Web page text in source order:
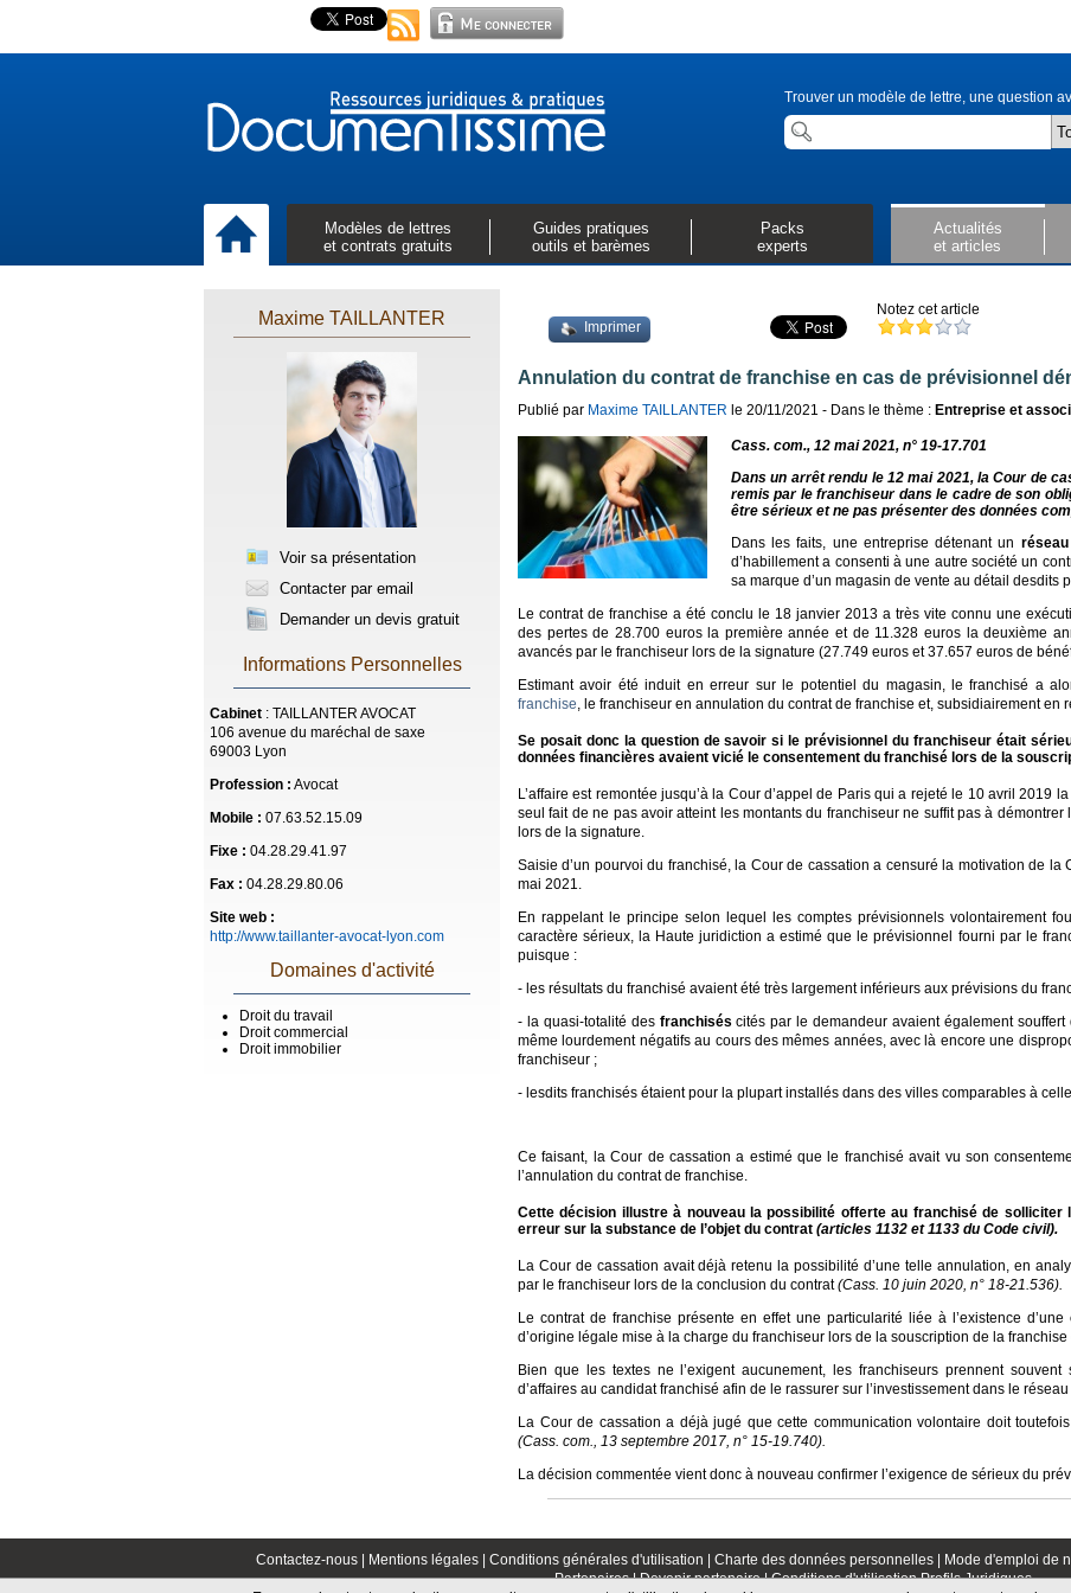
Trouver un modèle de lettre, une question
Modèles de lettres
et contrats gratuits
Guides pratiques
outils et barèmes
Packs
experts
Actualités
et articles
Maxime TAILLANTER
Voir sa présentation
Contacter par email
Demander un devis gratuit
Informations Personnelles
Cabinet : TAILLANTER AVOCAT
106 avenue du maréchal de saxe
69003 Lyon
Profession : Avocat
Mobile : 07.63.52.15.09
Fixe : 04.28.29.41.97
Fax : 04.28.29.80.06
Site web :
http://www.taillanter-avocat-lyon.com
Domaines d'activité
Droit du travail
Droit commercial
Droit immobilier
Imprimer
Notez cet article
Annulation du contrat de franchise en cas de prévisionnel
Publié par Maxime TAILLANTER le 20/11/2021 - Dans le thème : Entreprise et
Cass. com., 12 mai 2021, n° 19-17.701
Dans un arrêt rendu le 12 mai 2021, la Cour de
remis par le franchiseur dans le cadre de son
être sérieux et ne pas présenter des données
Dans les faits, une entreprise détenant un
d’habillement a consenti à une autre société un
sa marque d’un magasin de vente au détail desdits
Le contrat de franchise a été conclu le 18 janvier 2013 a très vite connu une
des pertes de 28.700 euros la première année et de 11.328 euros la deuxième
avancés par le franchiseur lors de la signature (27.749 euros et 37.657 euros de
Estimant avoir été induit en erreur sur le potentiel du magasin, le franchisé a
franchise , le franchiseur en annulation du contrat de franchise et, subsidiairement en
Se posait donc la question de savoir si le prévisionnel du franchiseur était
données financières avaient vicié le consentement du franchisé lors de la
L’affaire est remontée jusqu’à la Cour d’appel de Paris qui a rejeté le 10 avril 2019
seul fait de ne pas avoir atteint les montants du franchiseur ne suffit pas à
lors de la signature.
Saisie d’un pourvoi du franchisé, la Cour de cassation a censuré la motivation de la
mai 2021.
En rappelant le principe selon lequel les comptes prévisionnels volontairement
caractère sérieux, la Haute juridiction a estimé que le prévisionnel fourni par le
puisque :
- les résultats du franchisé avaient été très largement inférieurs aux prévisions du
- la quasi-totalité des franchiséscités par le demandeur avaient également
même lourdement négatifs au cours des mêmes années, avec là encore une
franchiseur ;
- lesdits franchisés étaient pour la plupart installés dans des villes comparables à
Ce faisant, la Cour de cassation a estimé que le franchisé avait vu son
l’annulation du contrat de franchise.
Cette décision illustre à nouveau la possibilité offerte au franchisé de solliciter
erreur sur la substance de l’objet du contrat (articles 1132 et 1133 du Code civil).
La Cour de cassation avait déjà retenu la possibilité d’une telle annulation, en
par le franchiseur lors de la conclusion du contrat(Cass. 10 juin 2020, n° 18-21.536).
Le contrat de franchise présente en effet une particularité liée à l’existence d’une
d’origine légale mise à la charge du franchiseur lors de la souscription de la
Bien que les textes ne l’exigent aucunement, les franchiseurs prennent
d’affaires au candidat franchisé afin de le rassurer sur l’investissement dans le réseau
La Cour de cassation a déjà jugé que cette communication volontaire doit
(Cass. com., 13 septembre 2017, n° 15-19.740).
La décision commentée vient donc à nouveau confirmer l’exigence de sérieux du
Contactez-nous | Mentions légales | Conditions générales d'utilisation | Charte des données personnelles | Mode d'emploi de
Partenaires |Devenir partenaire |Conditions d'utilisation Profils Juridiques